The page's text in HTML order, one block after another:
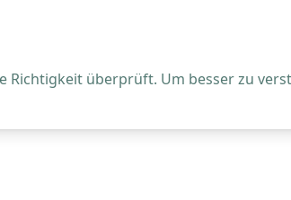
überprüft. Um besser zu